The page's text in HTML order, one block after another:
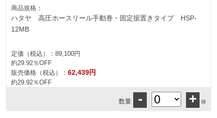
商品規格：
ハタヤ 高圧ホースリール手動巻・固定据置きタイプ HSP-
12MB
定価（税込）： 89,100円
約29.92％OFF
販売価格（税込）： 62,439円
約29.92％OFF
数量 - + 個